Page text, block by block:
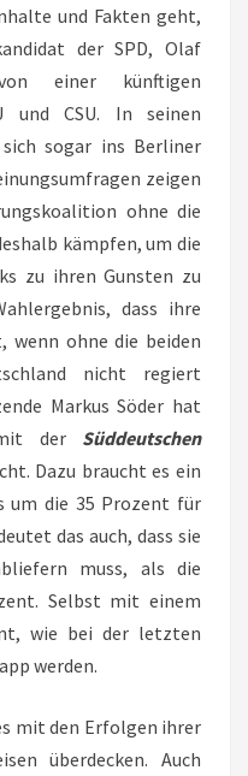
und Fakten geht,
der SPD, Olaf
einer künftigen
und CSU. In seinen
sogar ins Berliner
zeigen
ohne die
kämpfen, um die
zu ihren Gunsten zu
dass ihre
wenn ohne die beiden
nicht regiert
Markus Söder hat
der Süddeutschen
Dazu braucht es ein
um die 35 Prozent für
das auch, dass sie
muss, als die
Selbst mit einem
wie bei der letzten
werden.
mit den Erfolgen ihrer
überdecken. Auch